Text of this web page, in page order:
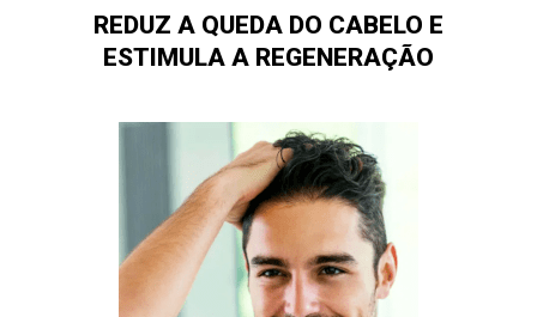
REDUZ A QUEDA DO CABELO E
ESTIMULA A REGENERAÇÃO